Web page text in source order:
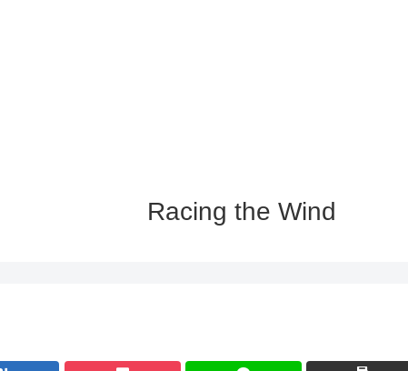
Racing the Wind